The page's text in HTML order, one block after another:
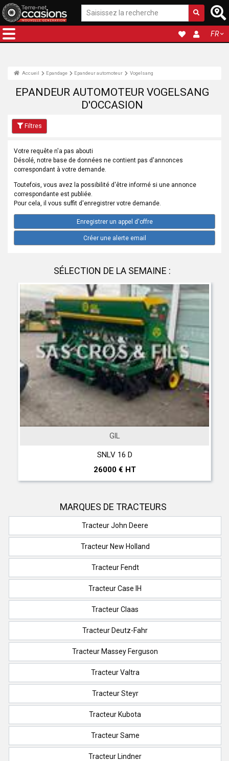
FR
Accueil Epandage Epandeur automoteur Vogelsang
EPANDEUR AUTOMOTEUR VOGELSANG
D'OCCASION
Filtres
Votre requête n'a pas abouti
Désolé, notre base de données ne contient pas d'annonces
correspondant à votre demande.
Toutefois, vous avez la possibilité d'être informé si une annonce
correspondante est publiée.
Pour cela, il vous suffit d'enregistrer votre demande.
Enregistrer un appel d'offre
Créer une alerte email
SÉLECTION DE LA SEMAINE :
GIL
SNLV 16 D
26000 € HT
MARQUES DE TRACTEURS
Tracteur John Deere
Tracteur New Holland
Tracteur Fendt
Tracteur Case IH
Tracteur Claas
Tracteur Deutz-Fahr
Tracteur Massey Ferguson
Tracteur Valtra
Tracteur Steyr
Tracteur Kubota
Tracteur Same
Tracteur Lindner